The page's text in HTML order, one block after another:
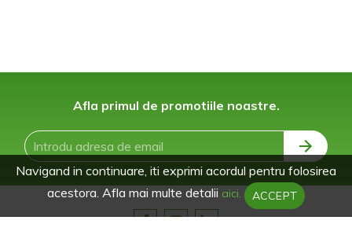
Afla primul de promotiile noastre.
Navigand in continuare, iti exprimi acordul pentru folosirea
acestora. Afla mai multe detalii aici. ACCEPT